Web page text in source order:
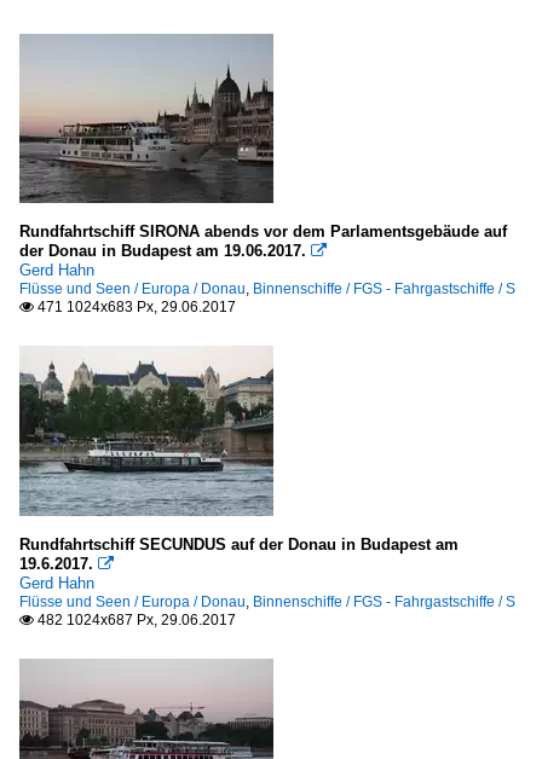
Rundfahrtschiff SIRONA abends vor dem Parlamentsgebäude auf
der Donau in Budapest am 19.06.2017. 
Gerd Hahn
Flüsse und Seen / Europa / Donau, Binnenschiffe / FGS - Fahrgastschiffe / S
 471 1024x683 Px, 29.06.2017
Rundfahrtschiff SECUNDUS auf der Donau in Budapest am
19.6.2017. 
Gerd Hahn
Flüsse und Seen / Europa / Donau, Binnenschiffe / FGS - Fahrgastschiffe / S
 482 1024x687 Px, 29.06.2017